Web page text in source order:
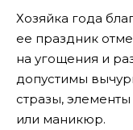
Хозяйка года
ее праздник
на угощения и
допустимы
стразы,
или маникюр.